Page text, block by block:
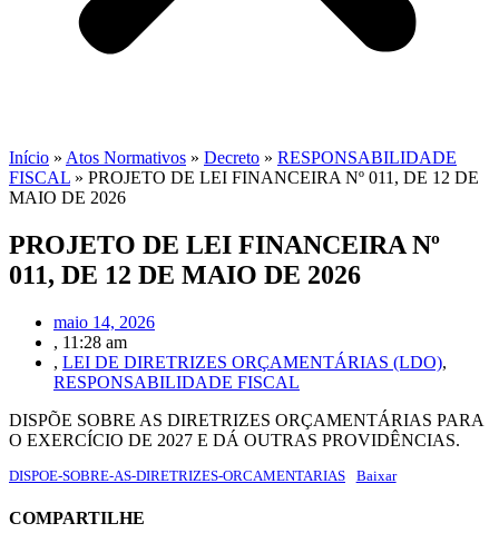
Início » Atos Normativos » Decreto » RESPONSABILIDADE
FISCAL » PROJETO DE LEI FINANCEIRA Nº 011, DE 12 DE
MAIO DE 2026
PROJETO DE LEI FINANCEIRA Nº
011, DE 12 DE MAIO DE 2026
maio 14, 2026
, 11:28 am
, LEI DE DIRETRIZES ORÇAMENTÁRIAS (LDO),
RESPONSABILIDADE FISCAL
DISPÕE SOBRE AS DIRETRIZES ORÇAMENTÁRIAS PARA
O EXERCÍCIO DE 2027 E DÁ OUTRAS PROVIDÊNCIAS.
DISPOE-SOBRE-AS-DIRETRIZES-ORCAMENTARIAS Baixar
COMPARTILHE